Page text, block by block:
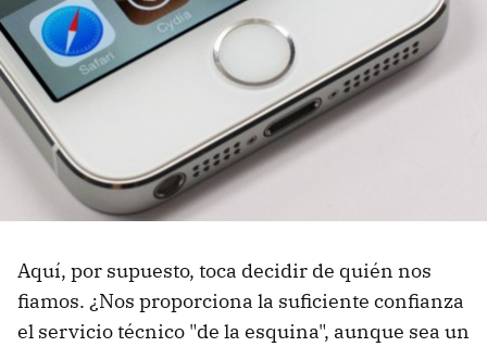
Aquí, por supuesto, toca decidir de quién nos
fiamos. ¿Nos proporciona la suficiente confianza
el servicio técnico "de la esquina", aunque sea un